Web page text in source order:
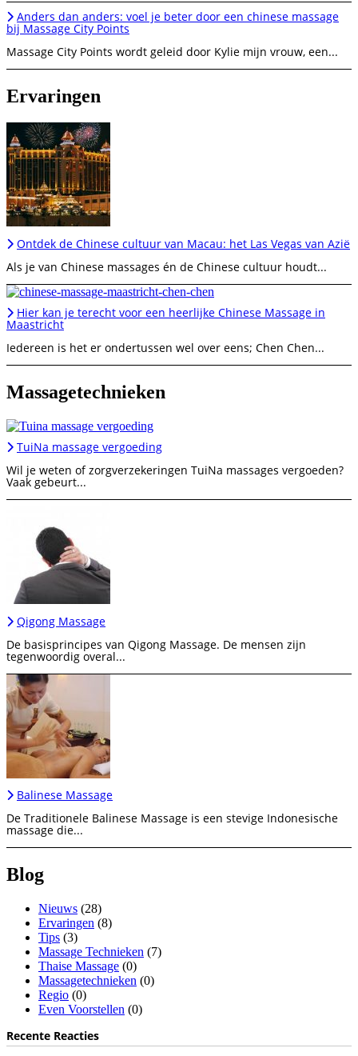
Anders dan anders: voel je beter door een chinese massage
bij Massage City Points
Massage City Points wordt geleid door Kylie mijn vrouw, een...
Ervaringen
Ontdek de Chinese cultuur van Macau: het Las Vegas van Azië
Als je van Chinese massages én de Chinese cultuur houdt...
Hier kan je terecht voor een heerlijke Chinese Massage in
Maastricht
Iedereen is het er ondertussen wel over eens; Chen Chen...
Massagetechnieken
TuiNa massage vergoeding
Wil je weten of zorgverzekeringen TuiNa massages vergoeden?
Vaak gebeurt...
Qigong Massage
De basisprincipes van Qigong Massage. De mensen zijn
tegenwoordig overal...
Balinese Massage
De Traditionele Balinese Massage is een stevige Indonesische
massage die...
Blog
Nieuws (28)
Ervaringen (8)
Tips (3)
Massage Technieken (7)
Thaise Massage (0)
Massagetechnieken (0)
Regio (0)
Even Voorstellen (0)
Recente Reacties